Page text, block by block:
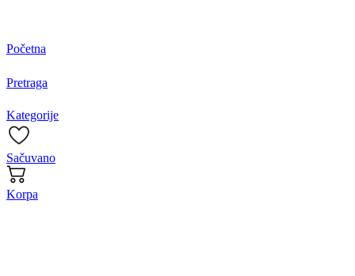
Početna
Pretraga
Kategorije
Sačuvano
Korpa